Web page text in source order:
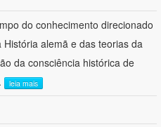
do conhecimento direcionado
alemã e das teorias da
da consciência histórica de
leia mais